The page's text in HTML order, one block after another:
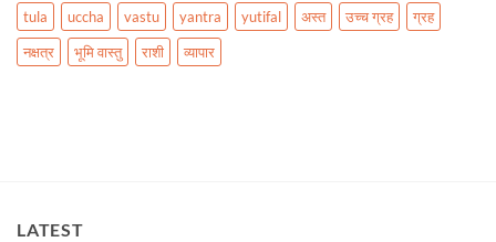
tula
uccha vastu yantra yutifal अस्त उच्च ग्रह
ग्रह
नक्षत्र
भूमि वास्तु राशी व्यापार
LATEST